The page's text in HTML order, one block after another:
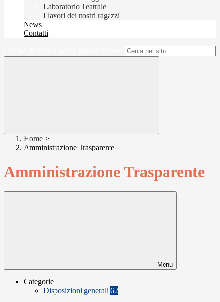
Laboratorio Teatrale
I lavori dei nostri ragazzi
News
Contatti
Home >
Amministrazione Trasparente
Amministrazione Trasparente
Menu
Categorie
Disposizioni generali 62